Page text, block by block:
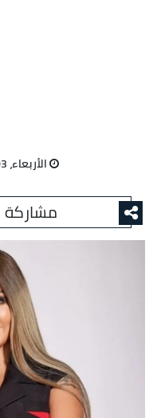
الأربعاء، 03 يونيو 2026 03:36 م
مشاركة